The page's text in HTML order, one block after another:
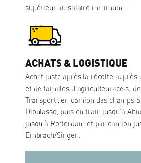
supérieur au salaire minimum.
ACHATS & LOGISTIQUE
Achat juste après la récolte auprès
et de familles d’agriculteur·ice·s,
Transport : en camion des champs
Dioulasso, puis en train jusqu’à
jusqu’à Rotterdam et par camion
Embrach/Singen.